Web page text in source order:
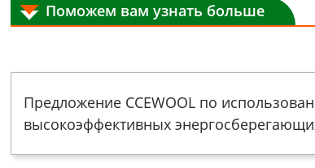
Поможем вам узнать больше
Предложение CCEWOOL по
высокоэффективных